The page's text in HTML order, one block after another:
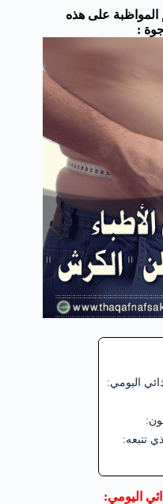
على هذه
:
اليومي:
تتبعه:
اليومي: